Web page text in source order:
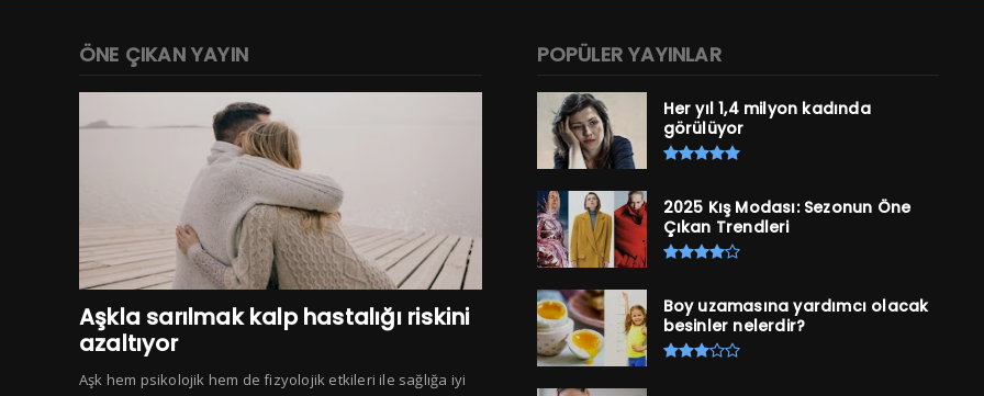
ÖNE ÇIKAN YAYIN
Aşkla sarılmak kalp hastalığı riskini
azaltıyor
Aşk hem psikolojik hem de fizyolojik etkileri ile sağlığa iyi
POPÜLER YAYINLAR
Her yıl 1,4 milyon kadında
görülüyor
2025 Kış Modası: Sezonun Öne
Çıkan Trendleri
Boy uzamasına yardımcı olacak
besinler nelerdir?